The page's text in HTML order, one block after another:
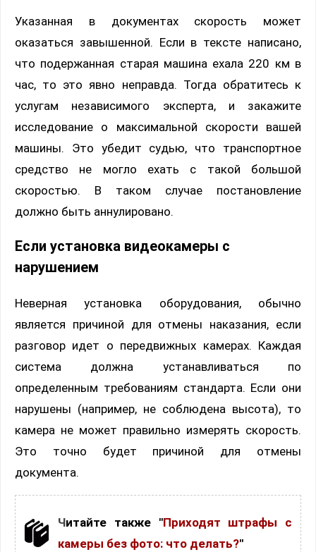
Указанная в документах скорость может
оказаться завышенной. Если в тексте написано,
что подержанная старая машина ехала 220 км в
час, то это явно неправда. Тогда обратитесь к
услугам независимого эксперта, и закажите
исследование о максимальной скорости вашей
машины. Это убедит судью, что транспортное
средство не могло ехать с такой большой
скоростью. В таком случае постановление
должно быть аннулировано.
Если установка видеокамеры с
нарушением
Неверная установка оборудования, обычно
является причиной для отмены наказания, если
разговор идет о передвижных камерах. Каждая
система должна устанавливаться по
определенным требованиям стандарта. Если они
нарушены (например, не соблюдена высота), то
камера не может правильно измерять скорость.
Это точно будет причиной для отмены
документа.
Читайте также "Приходят штрафы с
камеры без фото: что делать?"